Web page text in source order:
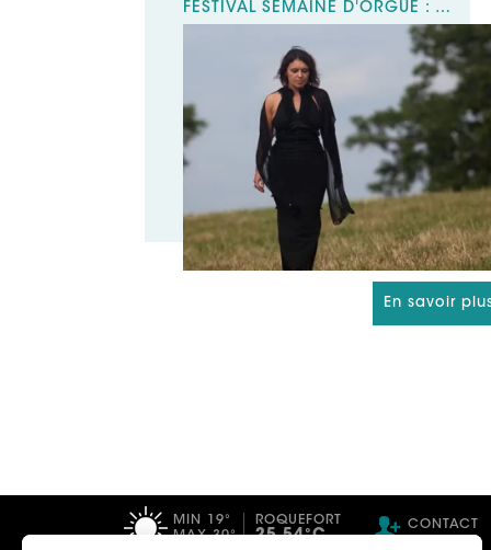
FESTIVAL SEMAINE D'ORGUE : CONCERT CAMINS D'OCCITANIA MURIEL BATBIE CASTELL
En savoir
ROQUEFORT
25.54°C
MIN 19°
MAX 30°
CONTACT